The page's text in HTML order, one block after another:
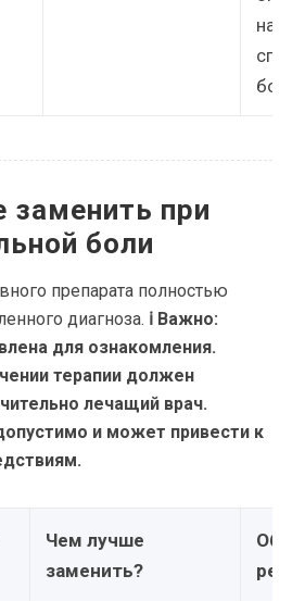
на
боли.
при
боли
препарата полностью
диагноза. ℹ Важно:
для ознакомления.
терапии должен
лечащий врач.
и может привести к
Чем лучше
заменить?